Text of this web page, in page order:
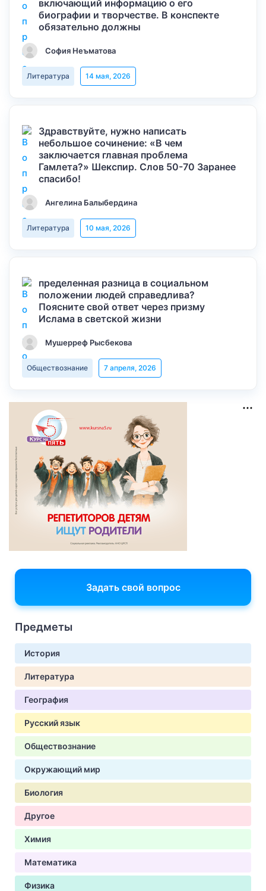
включающий информацию о его
биографии и творчестве. В конспекте
обязательно должны
София Неъматова
Литература 14 мая, 2026
Здравствуйте, нужно написать
небольшое сочинение: «В чем
заключается главная проблема
Гамлета?» Шекспир. Слов 50-70 Заранее
спасибо!
Ангелина Балыбердина
Литература 10 мая, 2026
пределенная разница в социальном
положении людей справедлива?
Поясните свой ответ через призму
Ислама в светской жизни
Мушерреф Рысбекова
Обществознание 7 апреля, 2026
Задать свой вопрос
Предметы
История
Литература
География
Русский язык
Обществознание
Окружающий мир
Биология
Другое
Химия
Математика
Физика